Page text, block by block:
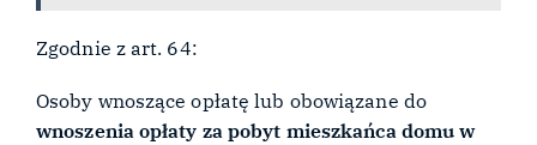
Zgodnie z art. 64:
Osoby wnoszące opłatę lub obowiązane do
wnoszenia opłaty za pobyt mieszkańca domu w